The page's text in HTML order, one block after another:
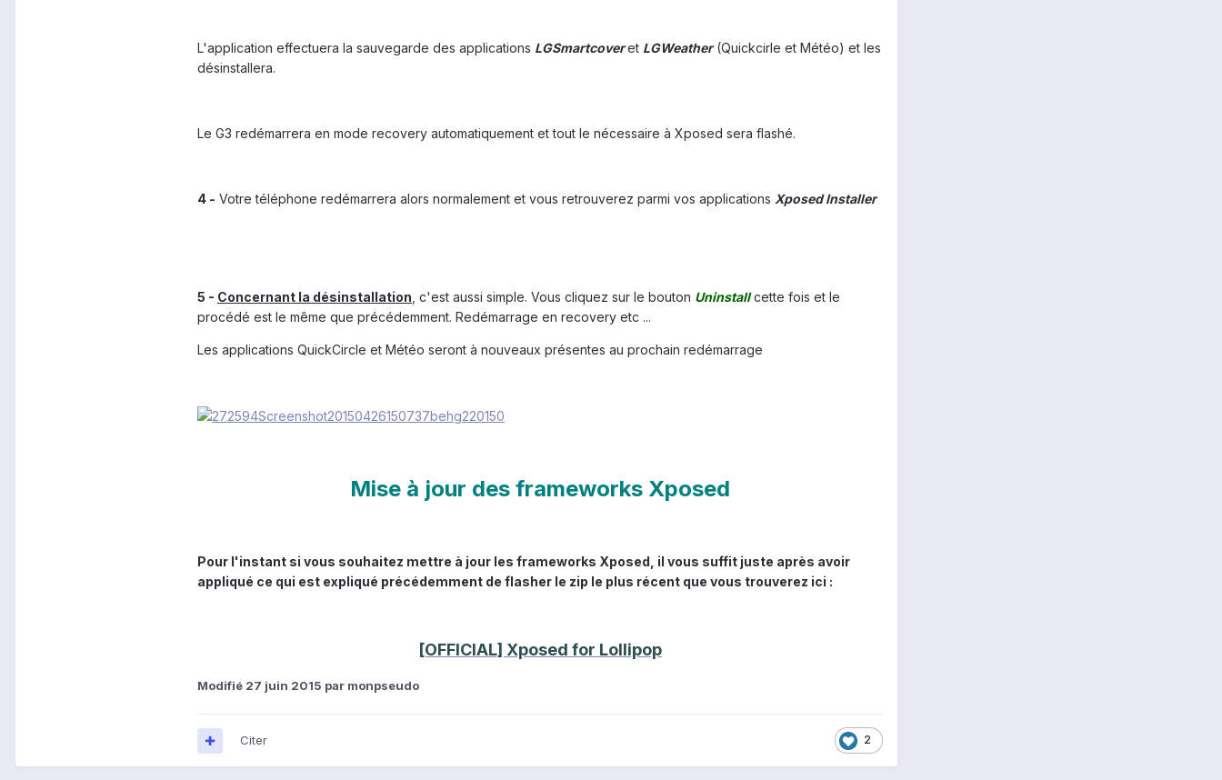
L'application effectuera la sauvegarde des applications LGSmartcoveret LGWeather(Quickcirle et Météo) et les
désinstallera.
Le G3 redémarrera en mode recovery automatiquement et tout le nécessaire à Xposed sera flashé.
4 - Votre téléphone redémarrera alors normalement et vous retrouverez parmi vos applications Xposed Installer
5 - Concernant la désinstallation , c'est aussi simple. Vous cliquez sur le bouton Uninstallcette fois et le
procédé est le même que précédemment. Redémarrage en recovery etc ...
Les applications QuickCircle et Météo seront à nouveaux présentes au prochain redémarrage
Mise à jour des frameworks Xposed
Pour l'instant si vous souhaitez mettre à jour les frameworks Xposed, il vous suffit juste après avoir
appliqué ce qui est expliqué précédemment de flasher le zip le plus récent que vous trouverez ici :
[OFFICIAL] Xposed for Lollipop
Modifié 27 juin 2015 par monpseudo
2
Citer